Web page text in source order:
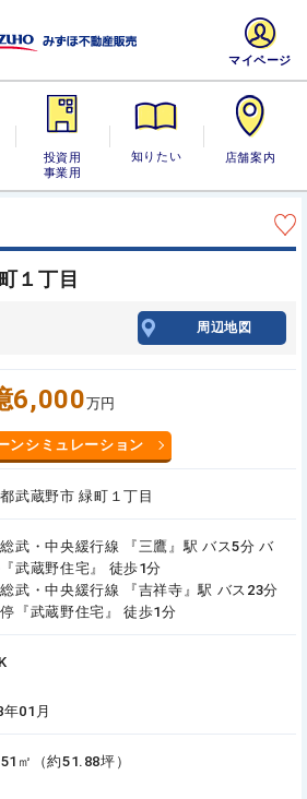
投資用・事業
用
知りたい 店舗案内
マイページ
１丁目
周辺地図
6,000万円
ンシミュレーション
武蔵野市 緑町１丁目
総武・中央緩行線 『三鷹』駅 バス5分 バ
武蔵野住宅』 徒歩1分
総武・中央緩行線 『吉祥寺』駅 バス23分
『武蔵野住宅』 徒歩1分
年01月
㎡（約51.88坪）